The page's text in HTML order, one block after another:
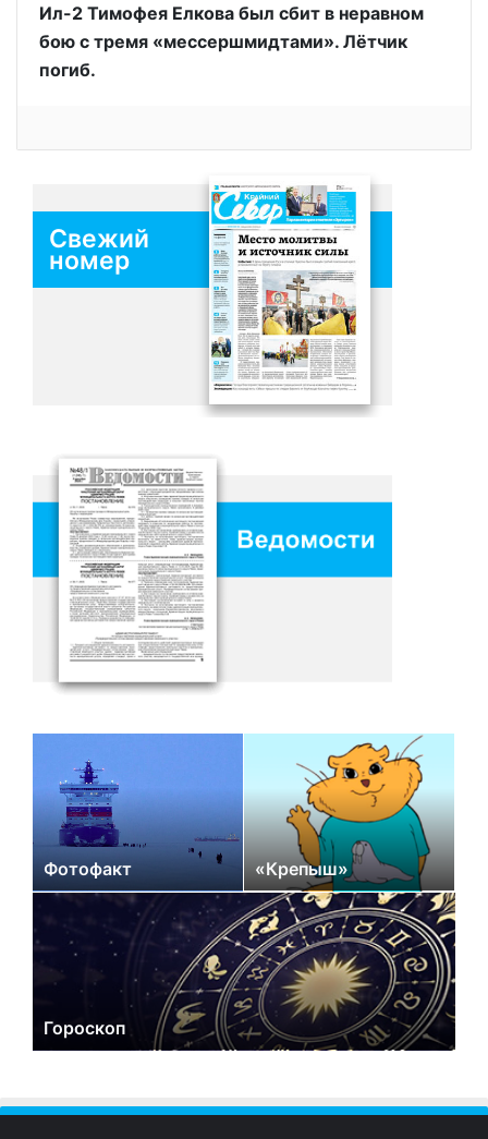
Ил-2 Тимофея Елкова был сбит в неравном
бою с тремя «мессершмидтами». Лётчик
погиб.
Свежий
номер
Фотофакт «Крепыш»
Гороскоп